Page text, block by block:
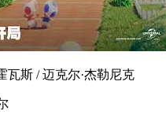
瓦斯 / 迈克尔·杰勒尼克